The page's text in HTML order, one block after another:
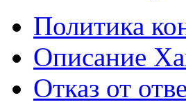
Политика
Описание
Отказ от